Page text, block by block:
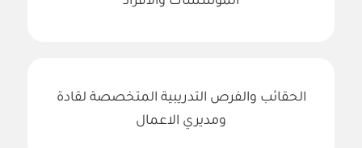
الحقائب والفرص التدريبية المتخصصة لقادة
ومديري الاعمال